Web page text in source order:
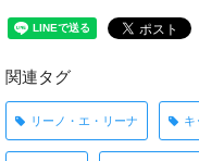
関連タグ
リーノ・エ・リーナ キ